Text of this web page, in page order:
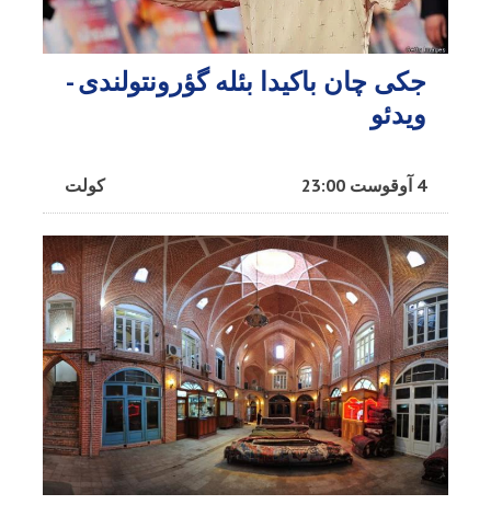
جکی چان باکیدا بئله گؤرونتولندی -
ویدئو
کولت 4 آوقوست 23:00